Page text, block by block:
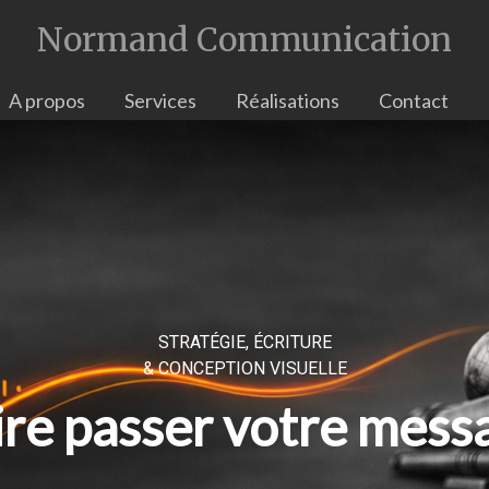
Normand Communication
A propos Services Réalisations Contact
STRATÉGIE, ÉCRITURE
& CONCEPTION VISUELLE
passer votre